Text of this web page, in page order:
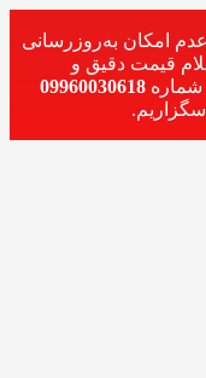
امکان به‌روزرسانی
قیمت دقیق و
شماره 09960030618